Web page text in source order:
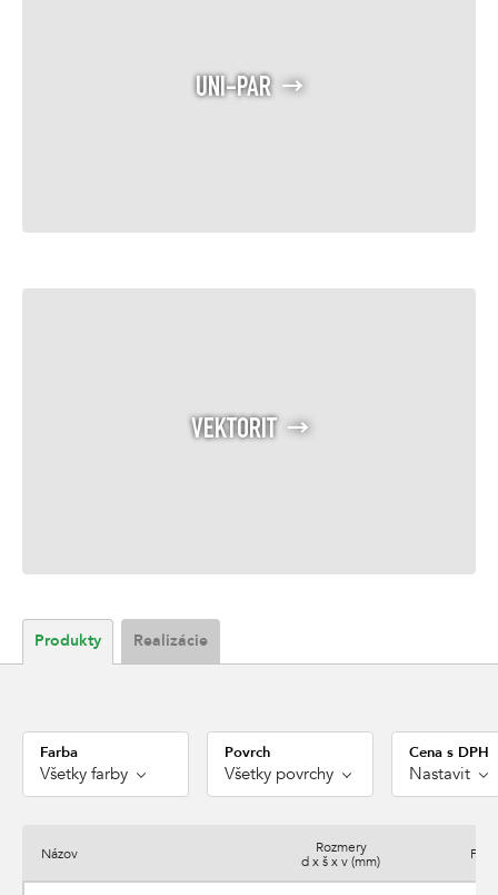
UNI-PAR
VEKTORIT
Produkty Realizácie
Farba
Všetky farby
Povrch
Všetky povrchy
Cena s DPH
Nastavit
Názov
Rozmery
d x š x v (mm)